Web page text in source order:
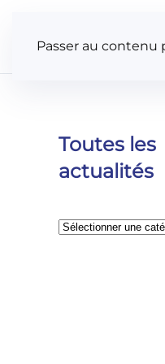
Passer au contenu
Toutes les
actualités
Catégories